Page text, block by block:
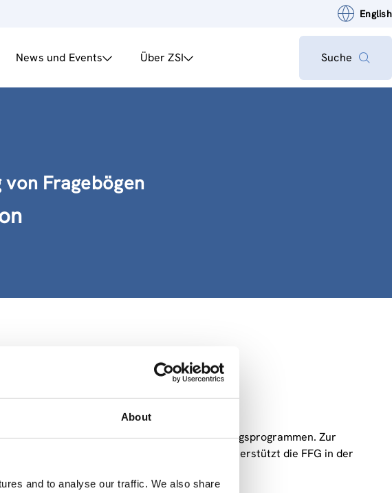
About
and to analyse our traffic. We also share
English
News und Events Über ZSI Suche
Fragebögen
setzt eine Reihe von Forschungsförderungsprogrammen. Zur
FFG unterschiedliche Zielgruppen. Das ZSI unterstützt die FFG in der